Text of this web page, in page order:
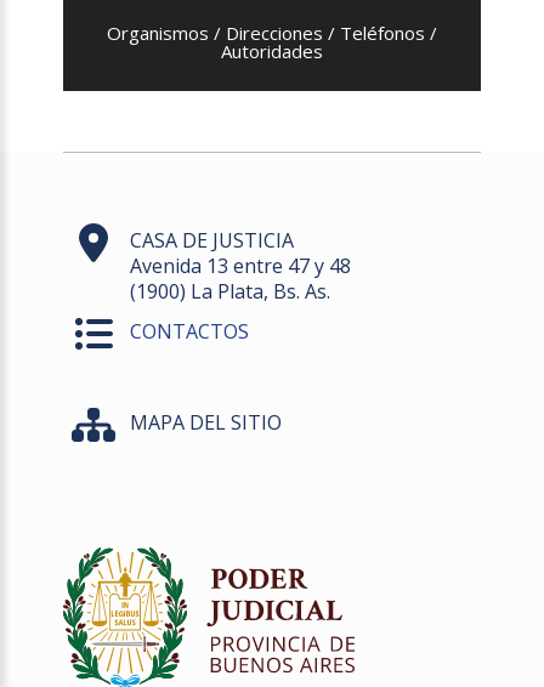
Organismos / Direcciones / Teléfonos /
Autoridades
CASA DE JUSTICIA
Avenida 13 entre 47 y 48
(1900) La Plata, Bs. As.
CONTACTOS
MAPA DEL SITIO